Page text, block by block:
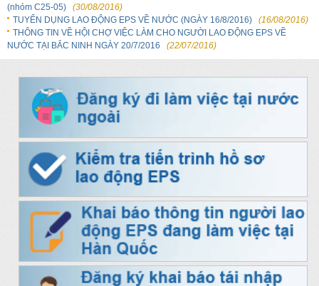
(nhóm C25-05)
(30/08/2016)
TUYỂN DỤNG LAO ĐỘNG EPS VỀ NƯỚC (NGÀY 16/8/2016)
(16/08/2016)
THÔNG TIN VỀ HỘI CHỢ VIỆC LÀM CHO NGƯỜI LAO ĐỘNG EPS VỀ
NƯỚC TẠI BẮC NINH NGÀY 20/7/2016
(22/07/2016)